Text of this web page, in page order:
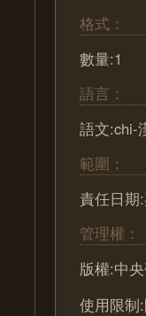
格式：
數量:1
語言：
語文:chi-
範圍：
責任日期
管理權：
版權:中
使用限制